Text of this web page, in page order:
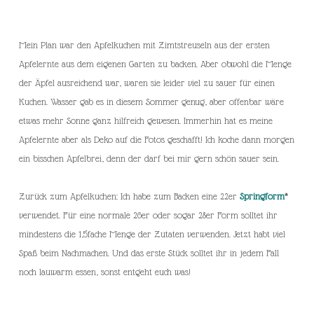
Mein Plan war den Apfelkuchen mit Zimtstreuseln aus der ersten
Apfelernte aus dem eigenen Garten zu backen. Aber obwohl die Menge
der Äpfel ausreichend war, waren sie leider viel zu sauer für einen
Kuchen. Wasser gab es in diesem Sommer genug, aber offenbar wäre
etwas mehr Sonne ganz hilfreich gewesen. Immerhin hat es meine
Apfelernte aber als Deko auf die Fotos geschafft! Ich koche dann morgen
ein bisschen Apfelbrei, denn der darf bei mir gern schön sauer sein.
Zurück zum Apfelkuchen: Ich habe zum Backen eine 22er Springform*
verwendet. Für eine normale 26er oder sogar 28er Form solltet ihr
mindestens die 1,5fache Menge der Zutaten verwenden. Jetzt habt viel
Spaß beim Nachmachen. Und das erste Stück solltet ihr in jedem Fall
noch lauwarm essen, sonst entgeht euch was!